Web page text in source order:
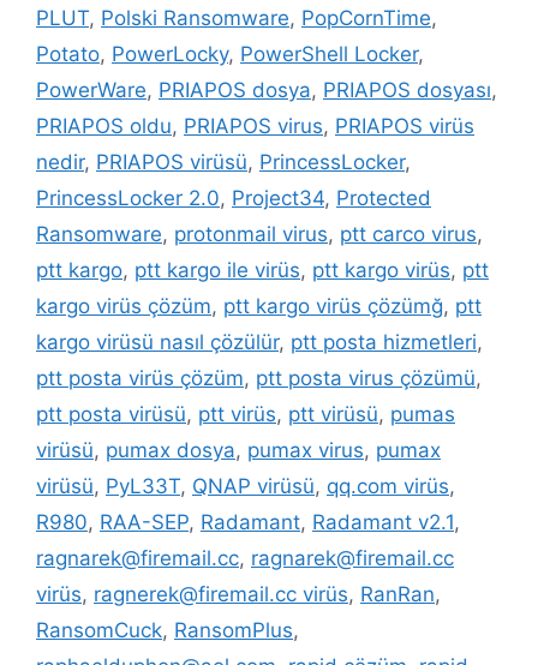
PLUT, Polski Ransomware, PopCornTime,
Potato, PowerLocky, PowerShell Locker,
PowerWare, PRIAPOS dosya, PRIAPOS dosyası,
PRIAPOS oldu, PRIAPOS virus, PRIAPOS virüs
nedir, PRIAPOS virüsü, PrincessLocker,
PrincessLocker 2.0, Project34, Protected
Ransomware, protonmail virus, ptt carco virus,
ptt kargo, ptt kargo ile virüs, ptt kargo virüs, ptt
kargo virüs çözüm, ptt kargo virüs çözümğ, ptt
kargo virüsü nasıl çözülür, ptt posta hizmetleri,
ptt posta virüs çözüm, ptt posta virus çözümü,
ptt posta virüsü, ptt virüs, ptt virüsü, pumas
virüsü, pumax dosya, pumax virus, pumax
virüsü, PyL33T, QNAP virüsü, qq.com virüs,
R980, RAA-SEP, Radamant, Radamant v2.1,
ragnarek@firemail.cc, ragnarek@firemail.cc
virüs, ragnerek@firemail.cc virüs, RanRan,
RansomCuck, RansomPlus,